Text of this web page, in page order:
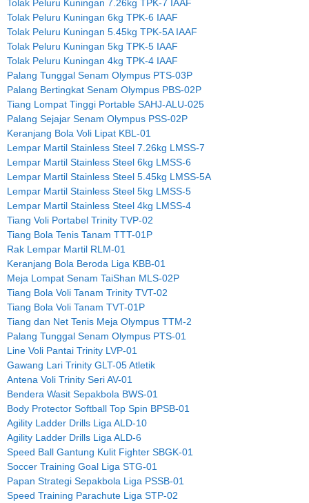
Tolak Peluru Kuningan 7.26kg TPK-7 IAAF
Tolak Peluru Kuningan 6kg TPK-6 IAAF
Tolak Peluru Kuningan 5.45kg TPK-5A IAAF
Tolak Peluru Kuningan 5kg TPK-5 IAAF
Tolak Peluru Kuningan 4kg TPK-4 IAAF
Palang Tunggal Senam Olympus PTS-03P
Palang Bertingkat Senam Olympus PBS-02P
Tiang Lompat Tinggi Portable SAHJ-ALU-025
Palang Sejajar Senam Olympus PSS-02P
Keranjang Bola Voli Lipat KBL-01
Lempar Martil Stainless Steel 7.26kg LMSS-7
Lempar Martil Stainless Steel 6kg LMSS-6
Lempar Martil Stainless Steel 5.45kg LMSS-5A
Lempar Martil Stainless Steel 5kg LMSS-5
Lempar Martil Stainless Steel 4kg LMSS-4
Tiang Voli Portabel Trinity TVP-02
Tiang Bola Tenis Tanam TTT-01P
Rak Lempar Martil RLM-01
Keranjang Bola Beroda Liga KBB-01
Meja Lompat Senam TaiShan MLS-02P
Tiang Bola Voli Tanam Trinity TVT-02
Tiang Bola Voli Tanam TVT-01P
Tiang dan Net Tenis Meja Olympus TTM-2
Palang Tunggal Senam Olympus PTS-01
Line Voli Pantai Trinity LVP-01
Gawang Lari Trinity GLT-05 Atletik
Antena Voli Trinity Seri AV-01
Bendera Wasit Sepakbola BWS-01
Body Protector Softball Top Spin BPSB-01
Agility Ladder Drills Liga ALD-10
Agility Ladder Drills Liga ALD-6
Speed Ball Gantung Kulit Fighter SBGK-01
Soccer Training Goal Liga STG-01
Papan Strategi Sepakbola Liga PSSB-01
Speed Training Parachute Liga STP-02